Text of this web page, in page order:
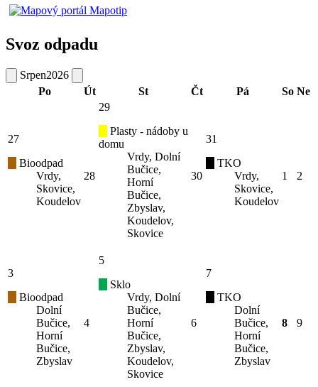
Svoz odpadu
Srpen2026
Po
Út St Čt Pá So Ne
27
Bioodpad
Vrdy,
Skovice,
Koudelov
28
29
Plasty - nádoby u
domu
Vrdy, Dolní
Bučice,
Horní
Bučice,
Zbyslav,
Koudelov,
Skovice
30
31
TKO
Vrdy,
Skovice,
Koudelov
1 2
3
Bioodpad
Dolní
Bučice,
Horní
Bučice,
Zbyslav
4
5
Sklo
Vrdy, Dolní
Bučice,
Horní
Bučice,
Zbyslav,
Koudelov,
Skovice
6
7
TKO
Dolní
Bučice,
Horní
Bučice,
Zbyslav
8 9